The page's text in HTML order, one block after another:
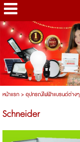
หน้าแรก> อุปกรณ์ไฟฟ้าแบรนด์ต่างๆ
Schneider